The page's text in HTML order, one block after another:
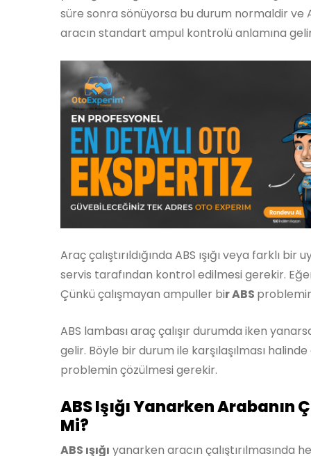
süre sonra sönüyorsa bu durum normaldir ve
aracın standart ampul kontrolü anlamına
Araç çalıştırıldığında ABS ışığı veya farklı
servis tarafından kontrol edilmesi gerekir.
Çünkü çalışmayan ampuller bir ABS
ABS lambası araç çalışır durumda iken
gelir. Böyle bir durum ile karşılaşılması
problemin çözülmesi gerekir.
ABS Işığı Yanarken Arabanın
Mi?
ABS ışığı yanarken aracın